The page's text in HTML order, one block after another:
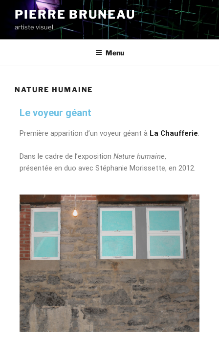
PIERRE BRUNEAU
artiste visuel
Menu
NATURE HUMAINE
Le voyeur géant
Première apparition d’un voyeur géant à La Chaufferie.
Dans le cadre de l’exposition Nature humaine,
présentée en duo avec Stéphanie Morissette, en 2012.